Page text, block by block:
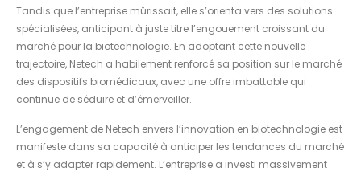
Tandis que l’entreprise mûrissait, elle s’orienta vers des solutions
spécialisées, anticipant à juste titre l’engouement croissant du
marché pour la biotechnologie. En adoptant cette nouvelle
trajectoire, Netech a habilement renforcé sa position sur le marché
des dispositifs biomédicaux, avec une offre imbattable qui
continue de séduire et d’émerveiller.
L’engagement de Netech envers l’innovation en biotechnologie est
manifeste dans sa capacité à anticiper les tendances du marché
et à s’y adapter rapidement. L’entreprise a investi massivement